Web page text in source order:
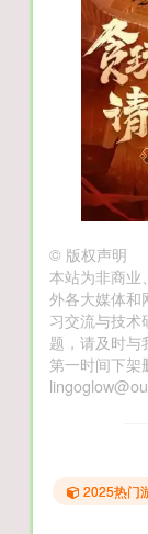
© 版权声明
本站为非商业
外各大媒体和
习交流与技术
题，请及时与
第一时间下架
2025热门